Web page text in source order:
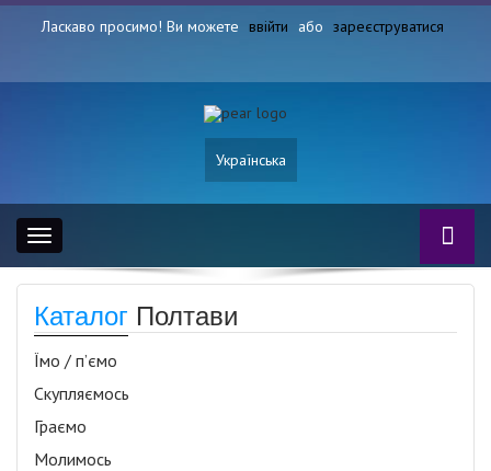
Ласкаво просимо! Ви можете ввійти або зареєструватися
Українська
Toggle
navigation
Каталог Полтави
Їмо / п’ємо
Скупляємось
Граємо
Молимось